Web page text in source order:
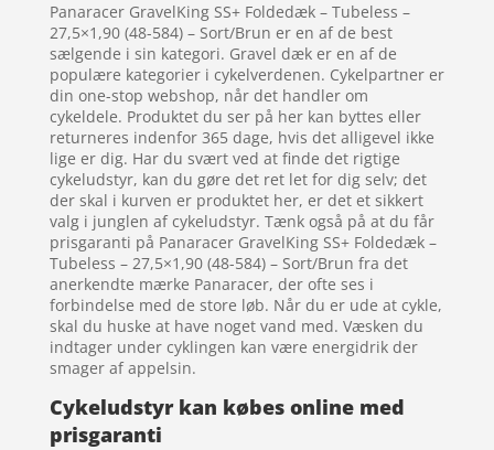
Panaracer GravelKing SS+ Foldedæk – Tubeless –
27,5×1,90 (48-584) – Sort/Brun er en af de best
sælgende i sin kategori. Gravel dæk er en af de
populære kategorier i cykelverdenen. Cykelpartner er
din one-stop webshop, når det handler om
cykeldele. Produktet du ser på her kan byttes eller
returneres indenfor 365 dage, hvis det alligevel ikke
lige er dig. Har du svært ved at finde det rigtige
cykeludstyr, kan du gøre det ret let for dig selv; det
der skal i kurven er produktet her, er det et sikkert
valg i junglen af cykeludstyr. Tænk også på at du får
prisgaranti på Panaracer GravelKing SS+ Foldedæk –
Tubeless – 27,5×1,90 (48-584) – Sort/Brun fra det
anerkendte mærke Panaracer, der ofte ses i
forbindelse med de store løb. Når du er ude at cykle,
skal du huske at have noget vand med. Væsken du
indtager under cyklingen kan være energidrik der
smager af appelsin.
Cykeludstyr kan købes online med
prisgaranti